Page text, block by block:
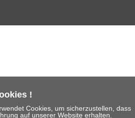
!
Cookies, um sicherzustellen, dass
auf unserer Website erhalten.